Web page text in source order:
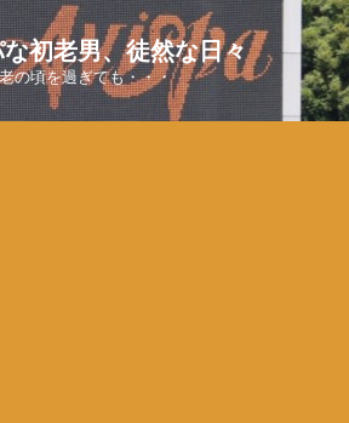
初老男、徒然な日々
の頃を過ぎても・・・